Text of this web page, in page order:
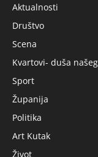
Aktualnosti
Društvo
Scena
Kvartovi- duša
Sport
Županija
Politika
Art Kutak
Život